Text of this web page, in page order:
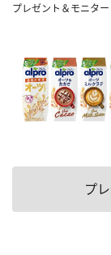
プレゼント＆モニター
プ